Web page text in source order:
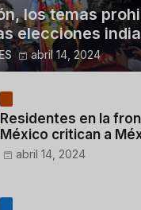
los temas
elecciones
abril 14, 2024
Residentes en la
México critican a
110 dólares a
deportados
abril 14, 2024